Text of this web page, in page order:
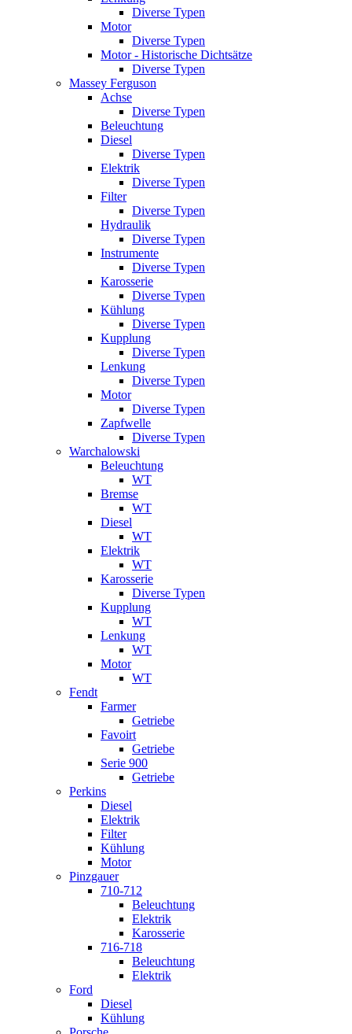
Diverse Typen
Motor
Diverse Typen
Motor - Historische Dichtsätze
Diverse Typen
Massey Ferguson
Achse
Diverse Typen
Beleuchtung
Diesel
Diverse Typen
Elektrik
Diverse Typen
Filter
Diverse Typen
Hydraulik
Diverse Typen
Instrumente
Diverse Typen
Karosserie
Diverse Typen
Kühlung
Diverse Typen
Kupplung
Diverse Typen
Lenkung
Diverse Typen
Motor
Diverse Typen
Zapfwelle
Diverse Typen
Warchalowski
Beleuchtung
WT
Bremse
WT
Diesel
WT
Elektrik
WT
Karosserie
Diverse Typen
Kupplung
WT
Lenkung
WT
Motor
WT
Fendt
Farmer
Getriebe
Favoirt
Getriebe
Serie 900
Getriebe
Perkins
Diesel
Elektrik
Filter
Kühlung
Motor
Pinzgauer
710-712
Beleuchtung
Elektrik
Karosserie
716-718
Beleuchtung
Elektrik
Ford
Diesel
Kühlung